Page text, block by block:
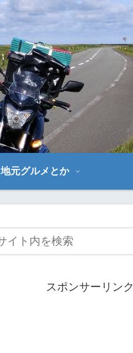
地元グルメとか
スポンサーリンク